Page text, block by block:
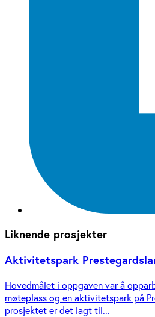
Liknende prosjekter
Aktivitetspark
Hovedmålet i oppgaven var å
møteplass og en aktivitetspark på
prosjektet er det lagt til...